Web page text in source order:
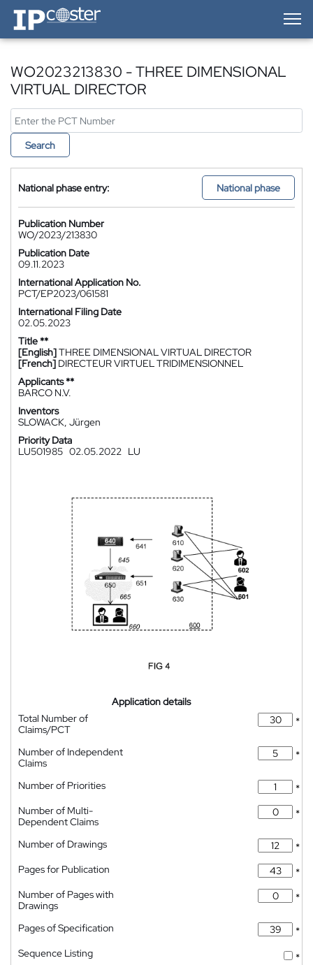
IP-Coster — Home
WO2023213830 - THREE DIMENSIONAL
VIRTUAL DIRECTOR
Search
National phase entry: National phase
Publication Number
WO/2023/213830
Publication Date
09.11.2023
International Application No.
PCT/EP2023/061581
International Filing Date
02.05.2023
Title **
[English]THREE DIMENSIONAL VIRTUAL DIRECTOR
[French] DIRECTEUR VIRTUEL TRIDIMENSIONNEL
Applicants **
BARCO N.V.
Inventors
SLOWACK, Jürgen
Priority Data
LU501985 02.05.2022 LU
Application details
Total Number of
Claims/PCT
*
Number of Independent
Claims
*
Number of Priorities
*
Number of Multi-
Dependent Claims
*
Number of Drawings
*
Pages for Publication
*
Number of Pages with
Drawings
*
Pages of Specification
*
Sequence Listing
*